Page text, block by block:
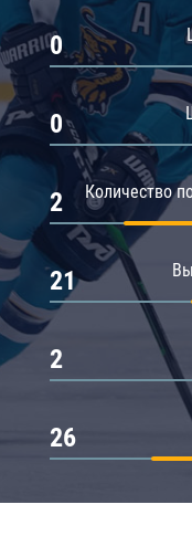
Амур
Барыс
0
0
Количество
2
21
2
26